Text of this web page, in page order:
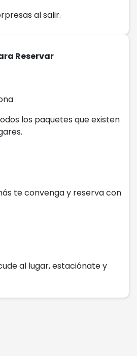
al salir.
Reservar
los paquetes que existen
te convenga y reserva con
al lugar, estaciónate y